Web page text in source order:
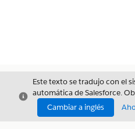
Cerrar
Este texto se tradujo con el
automática de Salesforce.
Cambiar a inglés